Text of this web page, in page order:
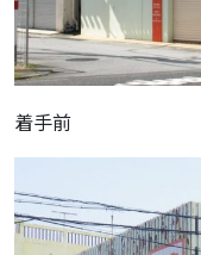
着手前